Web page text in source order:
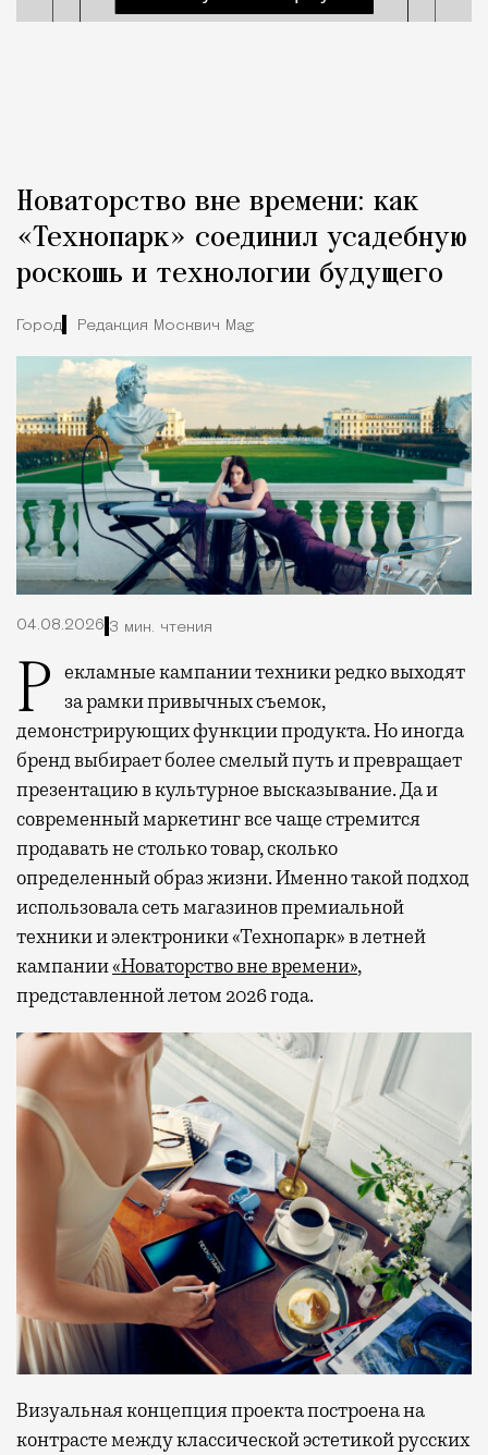
Новаторство вне времени: как
«Технопарк» соединил усадебную
роскошь и технологии будущего
Город Редакция Москвич Mag
04.08.2026 3 мин. чтения
Рекламные кампании техники редко выходят
за рамки привычных съемок,
демонстрирующих функции продукта. Но иногда
бренд выбирает более смелый путь и превращает
презентацию в культурное высказывание. Да и
современный маркетинг все чаще стремится
продавать не столько товар, сколько
определенный образ жизни. Именно такой подход
использовала сеть магазинов премиальной
техники и электроники «Технопарк» в летней
кампании«Новаторство вне времени»,
представленной летом 2026 года.
Визуальная концепция проекта построена на
контрасте между классической эстетикой русских